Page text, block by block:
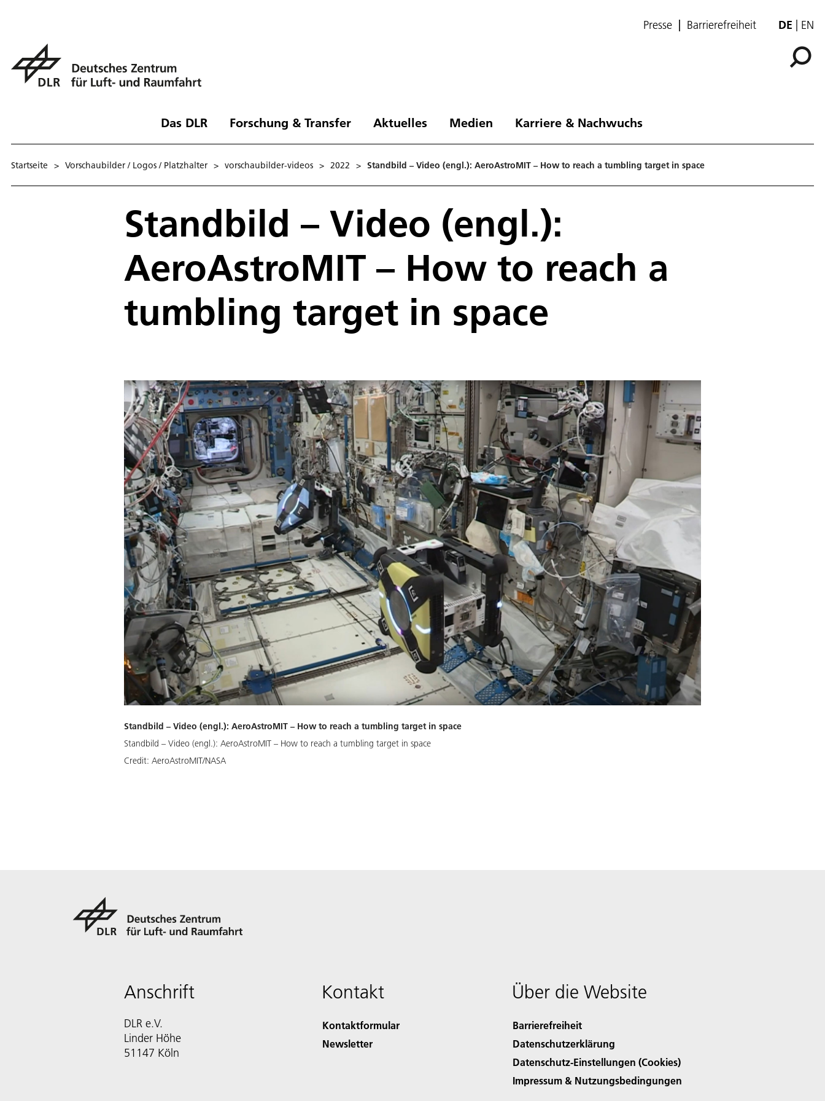
Presse Barrierefreiheit DE EN
Das DLR Forschung & Transfer Aktuelles Medien Karriere & Nachwuchs
Startseite > Vorschaubilder / Logos / Platzhalter > vorschaubilder-videos > 2022 > Standbild – Video (engl.): AeroAstroMIT – How to reach a tumbling target in space
Standbild – Video (engl.):
AeroAstroMIT – How to reach a
tumbling target in space
Standbild – Video (engl.): AeroAstroMIT – How to reach a tumbling target in space
Standbild – Video (engl.): AeroAstroMIT – How to reach a tumbling target in space
Credit: AeroAstroMIT/NASA
Anschrift
DLR e.V.
Linder Höhe
51147 Köln
Kontakt
Kontaktformular
Newsletter
Über die Website
Barrierefreiheit
Datenschutzerklärung
Datenschutz-Einstellungen (Cookies)
Impressum & Nutzungsbedingungen